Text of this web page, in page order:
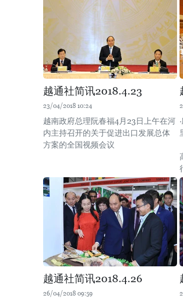
越通社简讯2018.4.23
23/04/2018 10:24
越南政府总理阮春福4月23日上午在河
内主持召开的关于促进出口发展总体
方案的全国视频会议
越通社简讯2018.4.26
26/04/2018 09:59